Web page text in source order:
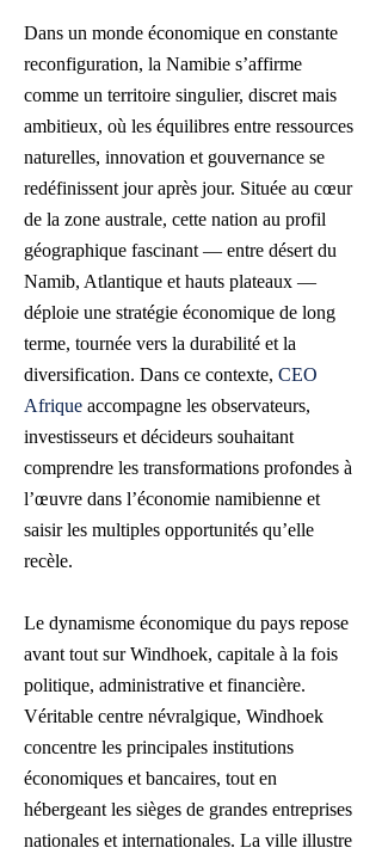
Dans un monde économique en constante
reconfiguration, la Namibie s’affirme
comme un territoire singulier, discret mais
ambitieux, où les équilibres entre ressources
naturelles, innovation et gouvernance se
redéfinissent jour après jour. Située au cœur
de la zone australe, cette nation au profil
géographique fascinant — entre désert du
Namib, Atlantique et hauts plateaux —
déploie une stratégie économique de long
terme, tournée vers la durabilité et la
diversification. Dans ce contexte, CEO
Afrique accompagne les observateurs,
investisseurs et décideurs souhaitant
comprendre les transformations profondes à
l’œuvre dans l’économie namibienne et
saisir les multiples opportunités qu’elle
recèle.
Le dynamisme économique du pays repose
avant tout sur Windhoek, capitale à la fois
politique, administrative et financière.
Véritable centre névralgique, Windhoek
concentre les principales institutions
économiques et bancaires, tout en
hébergeant les sièges de grandes entreprises
nationales et internationales. La ville illustre